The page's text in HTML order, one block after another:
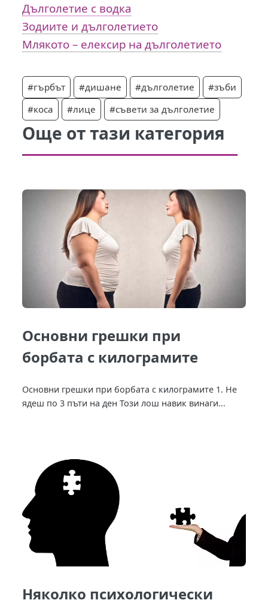
Дълголетие с водка
Зодиите и дълголетието
Млякото – елексир на дълголетието
#гърбът #дишане #дълголетие
#зъби
#коса
#лице #съвети за дълголетие
Още от тази категория
Основни грешки при
борбата с килограмите
Основни грешки при борбата с килограмите 1. Не
ядеш по 3 пъти на ден Този лош навик винаги...
Няколко психологически